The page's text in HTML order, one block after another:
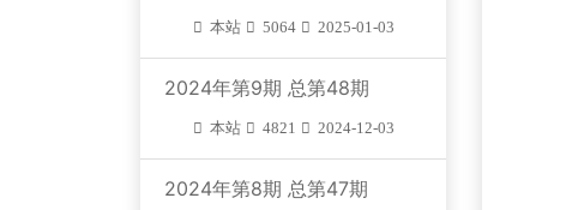
本站 5064 2025-01-03
2024年第9期 总第48期
本站 4821 2024-12-03
2024年第8期 总第47期